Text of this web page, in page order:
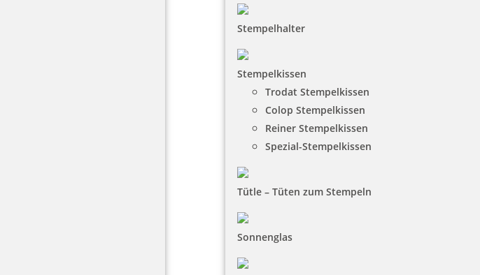
Stempelhalter
Stempelkissen
Trodat Stempelkissen
Colop Stempelkissen
Reiner Stempelkissen
Spezial-Stempelkissen
Tütle – Tüten zum Stempeln
Sonnenglas